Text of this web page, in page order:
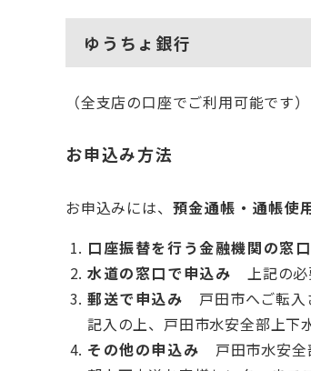
ゆうちょ銀行
（全支店の口座でご利用可能です）
お申込み方法
お申込みには、 預金通帳・通帳使
口座振替を行う金融機関の窓
水道の窓口で申込み
上記の
郵送で申込み 戸田市へご転
記入の上、戸田市水安全部上下
その他の申込み 戸田市水安